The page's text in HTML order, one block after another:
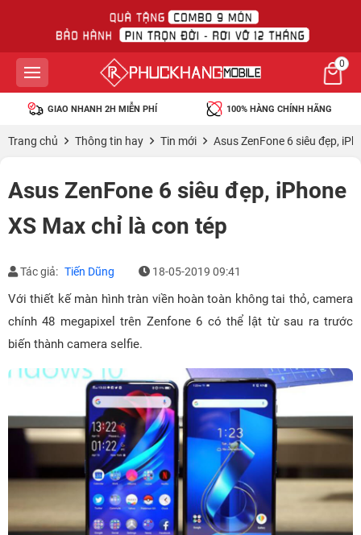
0
100% HÀNG CHÍNH HÃNG 45 NGÀY MIỄN PHÍ 1 ĐỔI 1
Trang chủ Thông tin hay Tin mới Asus ZenFone 6 siêu đẹp,
Asus ZenFone 6 siêu đẹp, iPhone
XS Max chỉ là con tép
Tác giả: Tiến Dũng 18-05-2019 09:41
Với thiết kế màn hình tràn viền hoàn toàn không tai thỏ, camera
chính 48 megapixel trên Zenfone 6 có thể lật từ sau ra trước
biến thành camera selfie.